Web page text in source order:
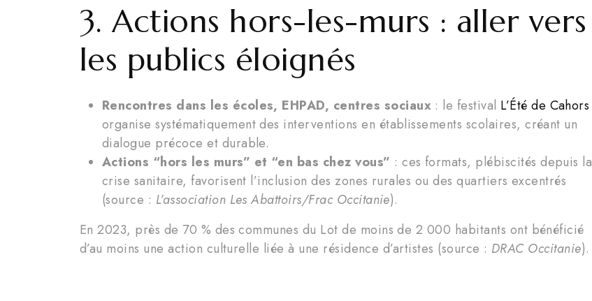
3. Actions hors-les-murs : aller vers
les publics éloignés
Rencontres dans les écoles, EHPAD, centres sociaux : le festival L’Été de Cahors
organise systématiquement des interventions en établissements scolaires, créant un
dialogue précoce et durable.
Actions “hors les murs” et “en bas chez vous” : ces formats, plébiscités depuis la
crise sanitaire, favorisent l’inclusion des zones rurales ou des quartiers excentrés
(source : L’association Les Abattoirs/Frac Occitanie).
En 2023, près de 70 % des communes du Lot de moins de 2 000 habitants ont bénéficié
d’au moins une action culturelle liée à une résidence d’artistes (source : DRAC Occitanie).